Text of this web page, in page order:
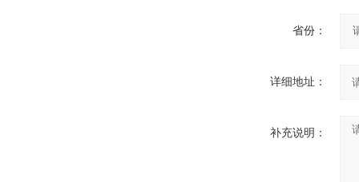
省份：
详细地址：
补充说明：